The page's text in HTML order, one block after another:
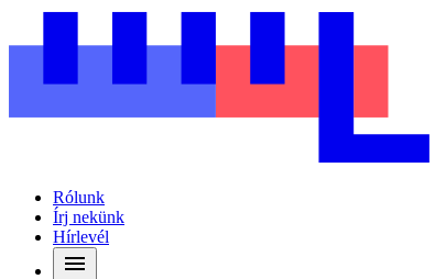
Rólunk
Írj nekünk
Hírlevél